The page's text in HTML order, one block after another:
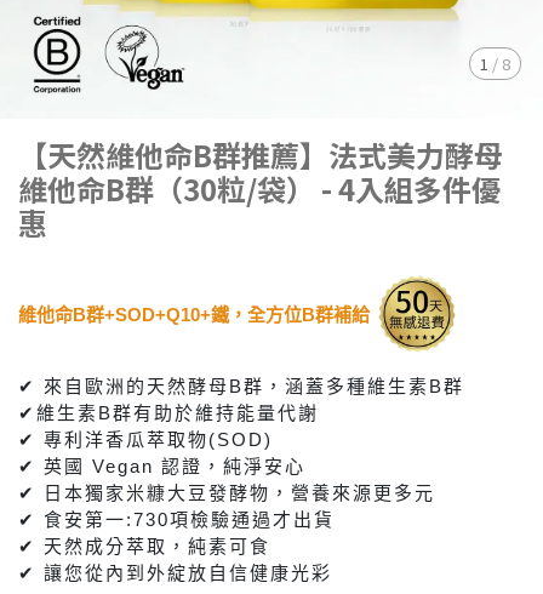
1 / 8
【天然維他命B群推薦】法式美力酵母
維他命B群（30粒/袋） - 4入組多件優
惠
維他命B群+SOD+Q10+鐵，全方位B群補給
✔ 來自歐洲的天然酵母B群，涵蓋多種維生素B群
✔維生素B群有助於維持能量代謝
✔ 專利洋香瓜萃取物(SOD)
✔ 英國 Vegan 認證，純淨安心
✔ 日本獨家米糠大豆發酵物，營養來源更多元
✔ 食安第一:730項檢驗通過才出貨
✔ 天然成分萃取，純素可食
✔ 讓您從內到外綻放自信健康光彩